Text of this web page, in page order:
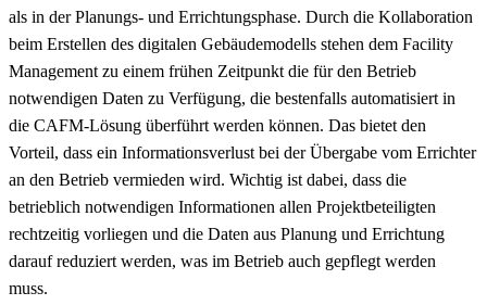
als in der Planungs- und Errichtungsphase. Durch die Kollaboration
beim Erstellen des digitalen Gebäudemodells stehen dem Facility
Management zu einem frühen Zeitpunkt die für den Betrieb
notwendigen Daten zu Verfügung, die bestenfalls automatisiert in
die CAFM-Lösung überführt werden können. Das bietet den
Vorteil, dass ein Informationsverlust bei der Übergabe vom Errichter
an den Betrieb vermieden wird. Wichtig ist dabei, dass die
betrieblich notwendigen Informationen allen Projektbeteiligten
rechtzeitig vorliegen und die Daten aus Planung und Errichtung
darauf reduziert werden, was im Betrieb auch gepflegt werden
muss.